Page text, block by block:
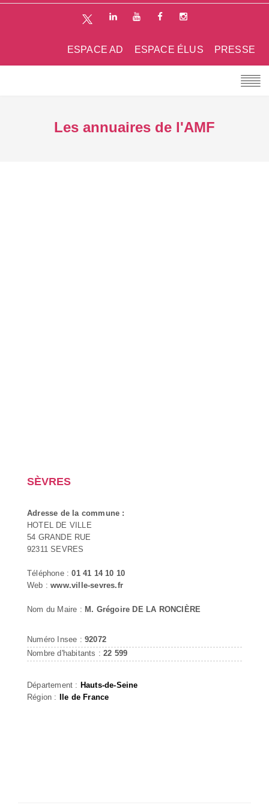
PRESSE
ESPACE ÉLUS
ESPACE AD
Les annuaires de l'AMF
SÈVRES
Adresse de la commune :
HOTEL DE VILLE
54 GRANDE RUE
92311 SEVRES
Téléphone :01 41 14 10 10
Web :www.ville-sevres.fr
Nom du Maire : M. Grégoire DE LA RONCIÈRE
Numéro Insee : 92072
Nombre d'habitants :22 599
Département : Hauts-de-Seine
Région : Ile de France